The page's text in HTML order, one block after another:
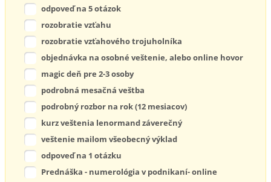
odpoveď na 5 otázok
rozobratie vzťahu
rozobratie vzťahového trojuholníka
objednávka na osobné veštenie, alebo online hovor
magic deň pre 2-3 osoby
podrobná mesačná veštba
podrobný rozbor na rok (12 mesiacov)
kurz veštenia lenormand záverečný
veštenie mailom všeobecný výklad
odpoveď na 1 otázku
Prednáška - numerológia v podnikaní- online